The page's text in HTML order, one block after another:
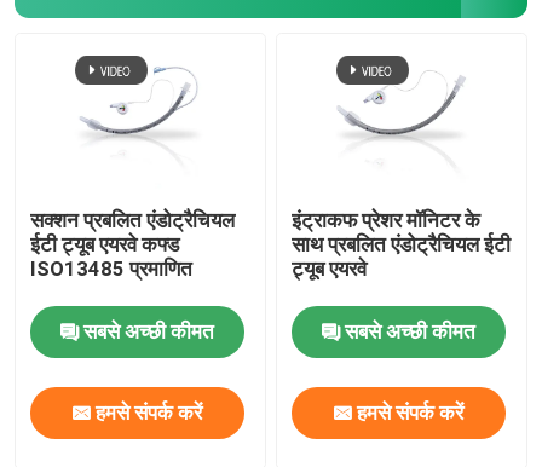
OEM कैथेटर
सक्शन प्रबलित एंडोट्रैचियल
ईटी ट्यूब एयरवे कफ्ड
ISO13485 प्रमाणित
सबसे अच्छी कीमत
हमसे संपर्क करें
इंट्राकफ प्रेशर मॉनिटर के
साथ प्रबलित एंडोट्रैचियल ईटी
ट्यूब एयरवे
सबसे अच्छी कीमत
हमसे संपर्क करें